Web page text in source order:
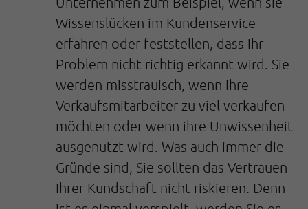
Wissenslücken im Kundenservice
erfahren oder feststellen, dass ihr
Problem nicht richtig erkannt wird. Sie
werden misstrauisch, wenn Ihre
Verkaufsmitarbeiter zu viel verkaufen
möchten oder wenn ihre Unwissenheit
ausgenutzt wird. Was auch immer die
Gründe sind, Sie sollten das Vertrauen
Ihrer Kundschaft nicht riskieren. Denn